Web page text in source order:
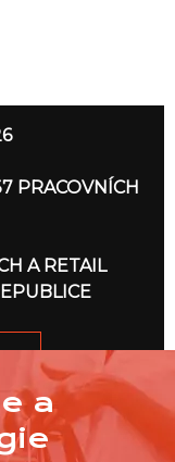
PRACOVNÍCH
A RETAIL
a